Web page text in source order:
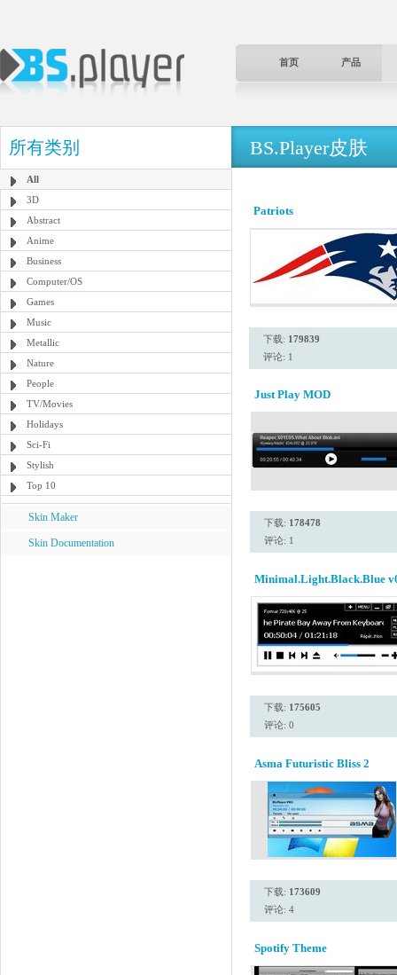
首页 产品
所有类别
All
3D
Abstract
Anime
Business
Computer/OS
Games
Music
Metallic
Nature
People
TV/Movies
Holidays
Sci-Fi
Stylish
Top 10
Skin Maker
Skin Documentation
BS.Player皮肤
Patriots
下载: 179839
评论: 1
Just Play MOD
下载: 178478
评论: 1
Minimal.Light.Black.Blue
下载: 175605
评论: 0
Asma Futuristic Bliss 2
下载: 173609
评论: 4
Spotify Theme